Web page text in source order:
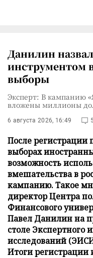
Данилин
инструментом
выборы
Эксперт: В кампанию
вложены миллионы
6 августа 2026, 16:49
После регистрации
выборах
возможность
вмешательства в
кампанию. Такое
директор Центра
Финансового
Павел Данилин на
столе Экспертного
исследований
Итоги регистрации